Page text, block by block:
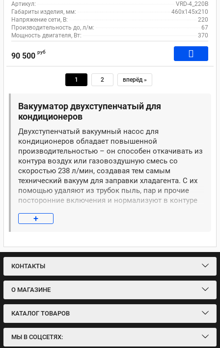
Артикул:
VRD-4_220В
Габариты изделия, мм:
460х145х210
Напряжение сети, В:
220
Производительность до, л/м:
67
Мощность двигателя, Вт:
370
90 500 руб
1 2 вперёд »
Вакууматор двухступенчатый для
кондиционеров
Двухступенчатый вакуумный насос для
кондиционеров обладает повышенной
производительностью – он способен откачивать из
контура воздух или газовоздушную смесь со
скоростью 238 л/мин, создавая тем самым
технический вакуум для заправки хладагента. С их
помощью удаляют из трубок пыль, пар и прочие
посторонние включения и нормализуют в контуре
Двухступенчатые вакуумные насосы Value
отличаются:
производительностью;
надежностью;
универсальностью;
функциональностью;
долговечностью.
Среди их сильных сторон – компактные размеры,
+
КОНТАКТЫ
О МАГАЗИНЕ
КАТАЛОГ ТОВАРОВ
МЫ В СОЦСЕТЯХ: